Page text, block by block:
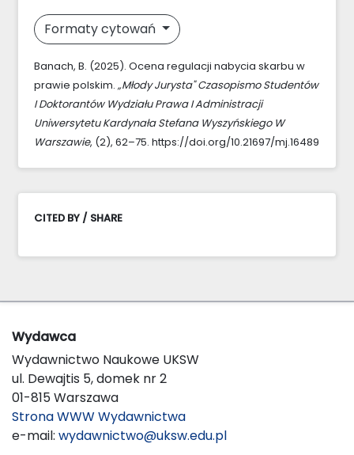
Formaty cytowań
Banach, B. (2025). Ocena regulacji nabycia skarbu w
prawie polskim. „Młody Jurysta" Czasopismo Studentów
I Doktorantów Wydziału Prawa I Administracji
Uniwersytetu Kardynała Stefana Wyszyńskiego W
Warszawie, (2), 62–75. https://doi.org/10.21697/mj.16489
CITED BY / SHARE
Wydawca
Wydawnictwo Naukowe UKSW
ul. Dewajtis 5, domek nr 2
01-815 Warszawa
Strona WWW Wydawnictwa
e-mail: wydawnictwo@uksw.edu.pl